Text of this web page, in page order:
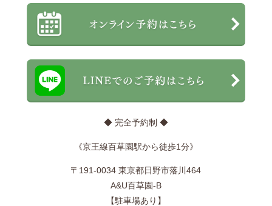
◆ 完全予約制 ◆
《京王線百草園駅から徒歩1分》
〒191-0034 東京都日野市落川464
A&U百草園-B
【駐車場あり】